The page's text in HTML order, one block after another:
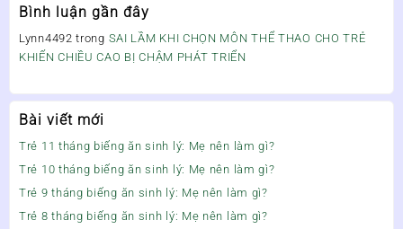
Bình luận gần đây
Lynn4492 trong SAI LẦM KHI CHỌN MÔN THỂ THAO CHO TRẺ
KHIẾN CHIỀU CAO BỊ CHẬM PHÁT TRIỂN
Bài viết mới
Trẻ 11 tháng biếng ăn sinh lý: Mẹ nên làm gì?
Trẻ 10 tháng biếng ăn sinh lý: Mẹ nên làm gì?
Trẻ 9 tháng biếng ăn sinh lý: Mẹ nên làm gì?
Trẻ 8 tháng biếng ăn sinh lý: Mẹ nên làm gì?